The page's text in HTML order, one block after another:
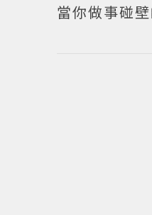
當你做事碰